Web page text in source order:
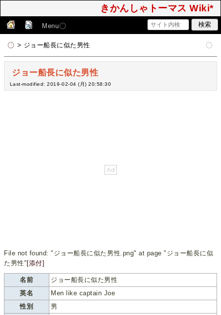
きかんしゃトーマス Wiki*
Menu
> ジョー船長に似た男性
ジョー船長に似た男性
Last-modified: 2019-02-04 (月) 20:58:30
File not found: "ジョー船長に似た男性.png" at page "ジョー船長に似
た男性" [添付]
名前
ジョー船長に似た男性
英名
Men like captain Joe
性別
男